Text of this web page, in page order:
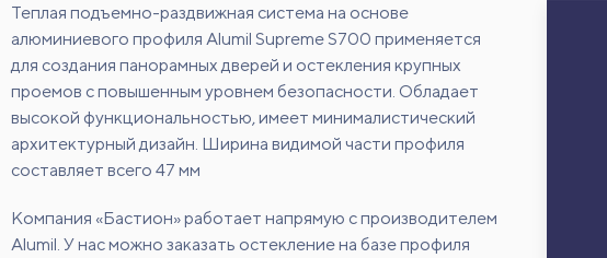
Теплая подъемно-раздвижная система на основе
алюминиевого профиля Alumil Supreme S700 применяется
для создания панорамных дверей и остекления крупных
проемов с повышенным уровнем безопасности. Обладает
высокой функциональностью, имеет минималистический
архитектурный дизайн. Ширина видимой части профиля
составляет всего 47 мм
Компания «Бастион» работает напрямую с производителем
Alumil. У нас можно заказать остекление на базе профиля